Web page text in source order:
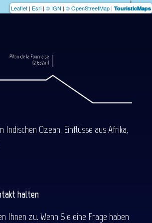
Leaflet | Esri | © IGN | © OpenStreetMap | TouristicMaps
Ozean. Einflüsse aus Afrika,
halten
Ihnen zu. Wenn Sie eine Frage haben